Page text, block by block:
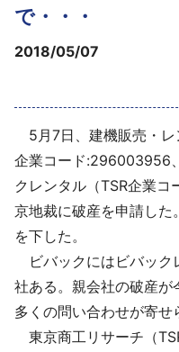
よく
English
で・・・
2018/05/07
5月7日、建機販売・レ
企業コード:296003956
クレンタル（TSR企業
京地裁に破産を申請し
を下した。
ビバックにはビバック
社ある。親会社の破産が
多くの問い合わせが寄せ
東京商工リサーチ（